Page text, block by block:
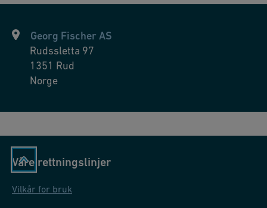
løsningen av alle mulige rørmaterialer avhengig av prosjektet.
Borouge Technote. (2013)
livssykluskostnad"
Georg Fischer AS
Rudssletta 97
1351 Rud
Norge
Våre rettningslinjer
Vilkår for bruk